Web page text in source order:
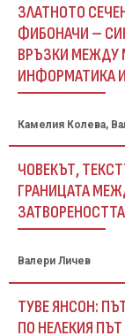
ЗЛАТНОТО
ФИБОНАЧИ –
ВРЪЗКИ МЕЖДУ
ИНФОРМАТИКА
Камелия Колева,
ЧОВЕКЪТ, ТЕКСТЪТ И ЕЗИКЪТ: НА
ГРАНИЦАТА
ЗАТВОРЕНОСТТА
Валери Личев
ТУВЕ ЯНСОН:
ПО НЕЛЕКИЯ